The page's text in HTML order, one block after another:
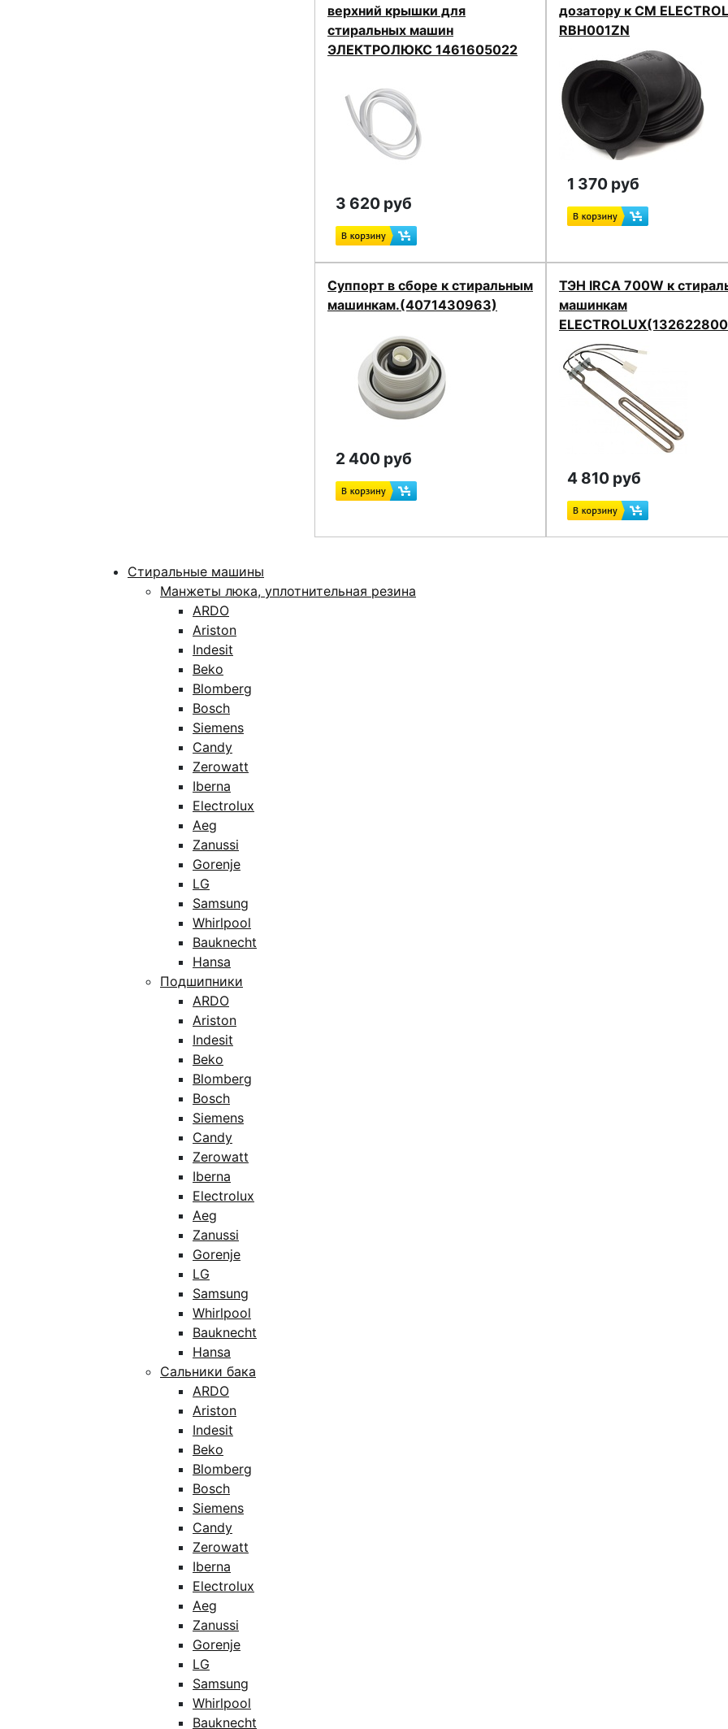
верхний крышки для
стиральных машин
ЭЛЕКТРОЛЮКС 1461605022
3 620 руб
дозатору к СМ
RBH001ZN
1 370 руб
Суппорт в сборе к стиральным
машинкам.(4071430963)
2 400 руб
ТЭН IRCA 700W к
машинкам
4 810 руб
Стиральные машины
Манжеты люка, уплотнительная резина
ARDO
Ariston
Indesit
Beko
Blomberg
Bosch
Siemens
Candy
Zerowatt
Iberna
Electrolux
Aeg
Zanussi
Gorenje
LG
Samsung
Whirlpool
Bauknecht
Hansa
Подшипники
ARDO
Ariston
Indesit
Beko
Blomberg
Bosch
Siemens
Candy
Zerowatt
Iberna
Electrolux
Aeg
Zanussi
Gorenje
LG
Samsung
Whirlpool
Bauknecht
Hansa
Сальники бака
ARDO
Ariston
Indesit
Beko
Blomberg
Bosch
Siemens
Candy
Zerowatt
Iberna
Electrolux
Aeg
Zanussi
Gorenje
LG
Samsung
Whirlpool
Bauknecht